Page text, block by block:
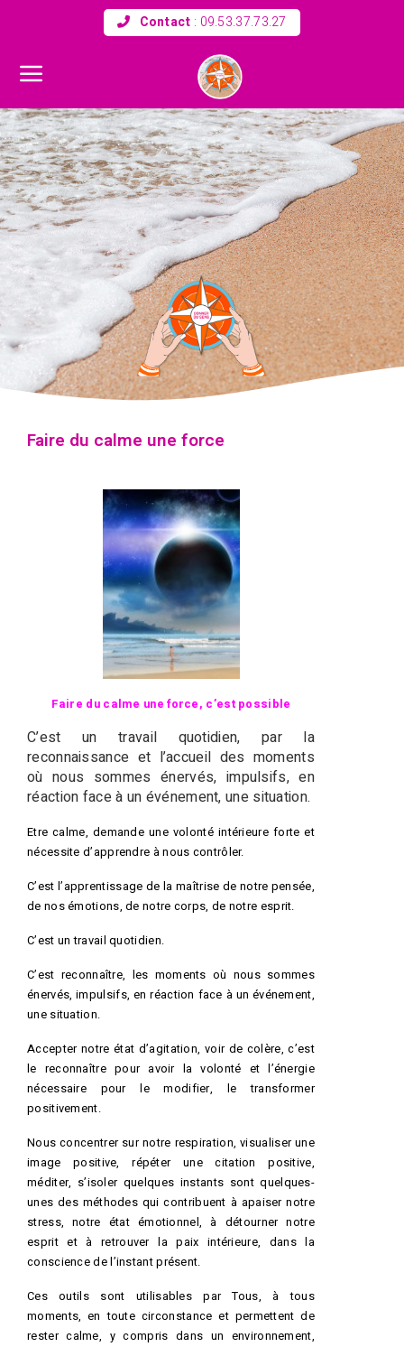
Contact : 09.53.37.73.27
Faire du calme une force
Faire du calme une force, c’est possible
C’est un travail quotidien, par la
reconnaissance et l’accueil des moments
où nous sommes énervés, impulsifs, en
réaction face à un événement, une situation.
Etre calme, demande une volonté intérieure forte et
nécessite d’apprendre à nous contrôler.
C’est l’apprentissage de la maîtrise de notre pensée,
de nos émotions, de notre corps, de notre esprit.
C’est un travail quotidien.
C’est reconnaître, les moments où nous sommes
énervés, impulsifs, en réaction face à un événement,
une situation.
Accepter notre état d’agitation, voir de colère, c’est
le reconnaître pour avoir la volonté et l’énergie
nécessaire pour le modifier, le transformer
positivement.
Nous concentrer sur notre respiration, visualiser une
image positive, répéter une citation positive,
méditer, s’isoler quelques instants sont quelques-
unes des méthodes qui contribuent à apaiser notre
stress, notre état émotionnel, à détourner notre
esprit et à retrouver la paix intérieure, dans la
conscience de l’instant présent.
Ces outils sont utilisables par Tous, à tous
moments, en toute circonstance et permettent de
rester calme, y compris dans un environnement,